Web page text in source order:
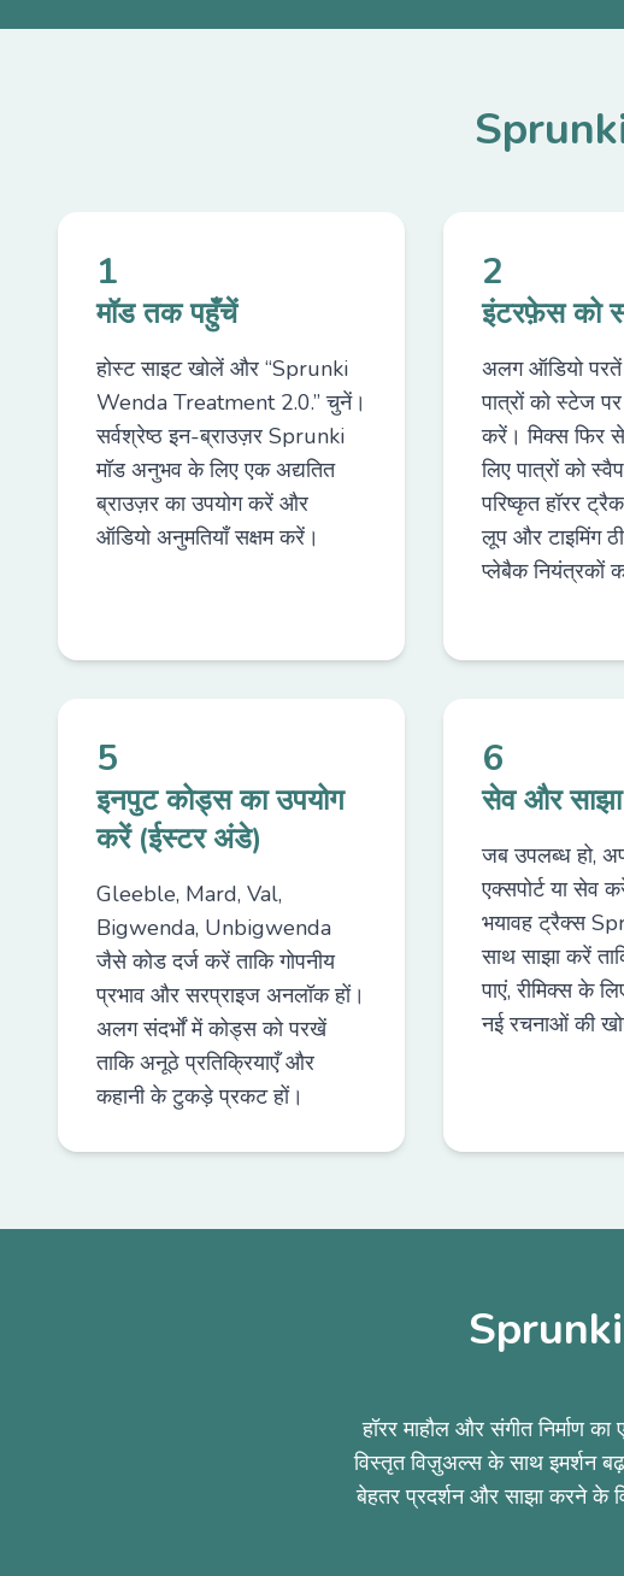
1
मॉड तक पहुँचें
होस्ट साइट खोलें और “Sprunki
Wenda Treatment 2.0.” चुनें।
सर्वश्रेष्ठ इन-ब्राउज़र Sprunki
मॉड अनुभव के लिए एक अद्यतित
ब्राउज़र का उपयोग करें और
ऑडियो अनुमतियाँ सक्षम करें।
2
इंटरफ़ेस को
अलग ऑडियो
पात्रों को स्टेज
करें। मिक्स फिर
लिए पात्रों को
परिष्कृत हॉरर
लूप और टाइमिंग
प्लेबैक नियंत्रकों
5
इनपुट कोड्स का उपयोग
करें (ईस्टर अंडे)
Gleeble, Mard, Val,
Bigwenda, Unbigwenda
जैसे कोड दर्ज करें ताकि गोपनीय
प्रभाव और सरप्राइज अनलॉक हों।
अलग संदर्भों में कोड्स को परखें
ताकि अनूठे प्रतिक्रियाएँ और
कहानी के टुकड़े प्रकट हों।
6
सेव और
जब उपलब्ध हो,
एक्सपोर्ट या सेव
भयावह ट्रैक्स
साथ साझा करें
पाएं, रीमिक्स के
नई रचनाओं की
हॉरर माहौल और संगीत निर्माण
विस्तृत विज़ुअल्स के साथ इमर्शन
बेहतर प्रदर्शन और साझा करने के